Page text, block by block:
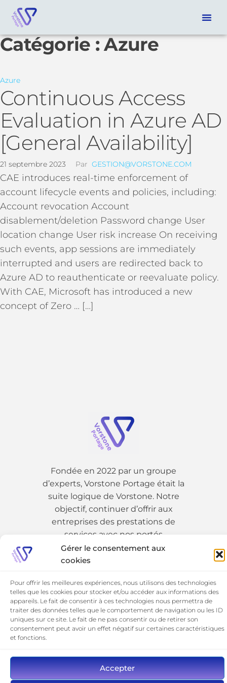
Gérer le consentement aux
cookies
Pour offrir les meilleures expériences, nous utilisons des technologies
telles que les cookies pour stocker et/ou accéder aux informations des
appareils. Le fait de consentir à ces technologies nous permettra de
traiter des données telles que le comportement de navigation ou les ID
uniques sur ce site. Le fait de ne pas consentir ou de retirer son
consentement peut avoir un effet négatif sur certaines caractéristiques
et fonctions.
Accepter
Catégorie :Azure
Azure
Continuous Access
Evaluation in Azure AD
[General Availability]
21 septembre 2023 Par GESTION@VORSTONE.COM
CAE introduces real-time enforcement of
account lifecycle events and policies, including:
Account revocation Account
disablement/deletion Password change User
location change User risk increase On receiving
such events, app sessions are immediately
interrupted and users are redirected back to
Azure AD to reauthenticate or reevaluate policy.
With CAE, Microsoft has introduced a new
concept of Zero … […]
Fondée en 2022 par un groupe
d’experts, Vorstone Portage était la
suite logique de Vorstone. Notre
objectif, continuer d’offrir aux
entreprises des prestations de
services avec nos portés
©​ 2026 Vorstone Portage
Mentions Légales